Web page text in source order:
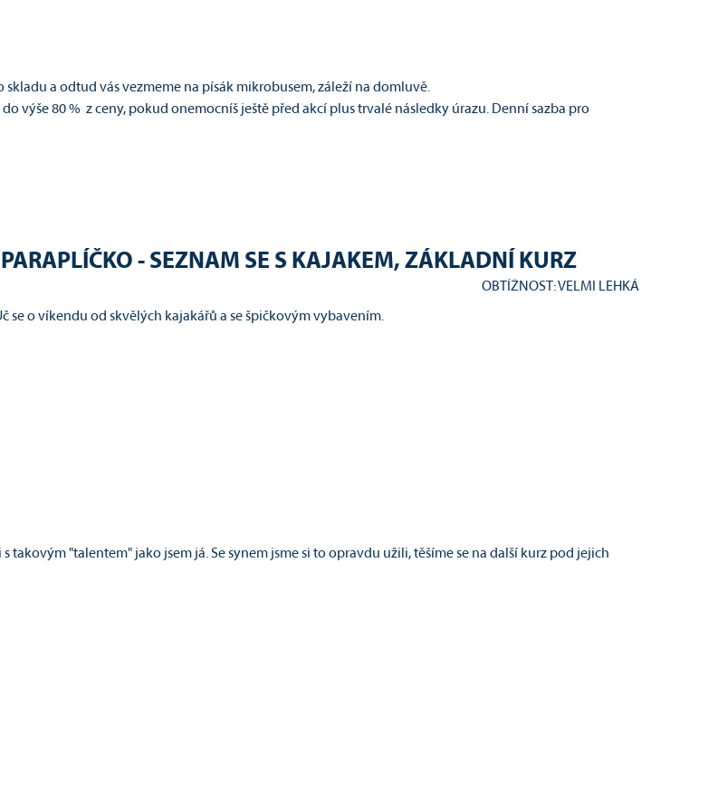
a odtud vás vezmeme na písák mikrobusem, záleží na domluvě.
výše 80 % z ceny, pokud onemocníš ještě před akcí plus trvalé následky úrazu. Denní sazba pro
- SEZNAM SE S KAJAKEM, ZÁKLADNÍ KURZ
OBTÍŽNOST: VELMI LEHKÁ
se o víkendu od skvělých kajakářů a se špičkovým vybavením.
"talentem" jako jsem já. Se synem jsme si to opravdu užili, těšíme se na další kurz pod jejich